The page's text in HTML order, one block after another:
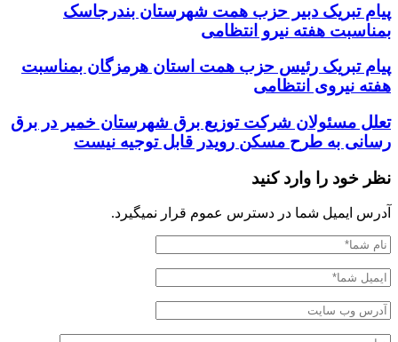
پیام تبریک دبیر حزب همت شهرستان بندرجاسک
بمناسبت هفته نیرو انتظامی
پیام تبریک رئیس حزب همت استان هرمزگان بمناسبت
هفته نیروی انتظامی
تعلل مسئولان شرکت توزیع برق شهرستان خمیر در برق
رسانی به طرح مسکن رویدر قابل توجیه نیست
نظر خود را وارد کنید
آدرس ایمیل شما در دسترس عموم قرار نمیگیرد.